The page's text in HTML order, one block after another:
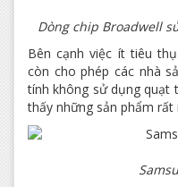
Dòng chip Broadwell
Bên cạnh việc ít tiêu
còn cho phép các nhà
tính không sử dụng quạt
thấy những sản phẩm rất